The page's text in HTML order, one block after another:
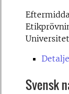
Svensk